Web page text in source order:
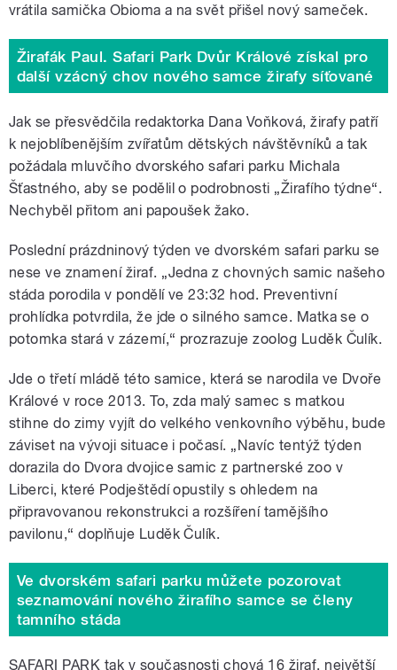
vrátila samička Obioma a na svět přišel nový sameček.
Žirafák Paul. Safari Park Dvůr Králové získal pro
další vzácný chov nového samce žirafy síťované
Jak se přesvědčila redaktorka Dana Voňková, žirafy patří
k nejoblíbenějším zvířatům dětských návštěvníků a tak
požádala mluvčího dvorského safari parku Michala
Šťastného, aby se podělil o podrobnosti „Žirafího týdne“.
Nechyběl přitom ani papoušek žako.
Poslední prázdninový týden ve dvorském safari parku se
nese ve znamení žiraf. „Jedna z chovných samic našeho
stáda porodila v pondělí ve 23:32 hod. Preventivní
prohlídka potvrdila, že jde o silného samce. Matka se o
potomka stará v zázemí,“ prozrazuje zoolog Luděk Čulík.
Jde o třetí mládě této samice, která se narodila ve Dvoře
Králové v roce 2013. To, zda malý samec s matkou
stihne do zimy vyjít do velkého venkovního výběhu, bude
záviset na vývoji situace i počasí. „Navíc tentýž týden
dorazila do Dvora dvojice samic z partnerské zoo v
Liberci, které Podještědí opustily s ohledem na
připravovanou rekonstrukci a rozšíření tamějšího
pavilonu,“ doplňuje Luděk Čulík.
Ve dvorském safari parku můžete pozorovat
seznamování nového žirafího samce se členy
tamního stáda
SAFARI PARK tak v současnosti chová 16 žiraf, největší